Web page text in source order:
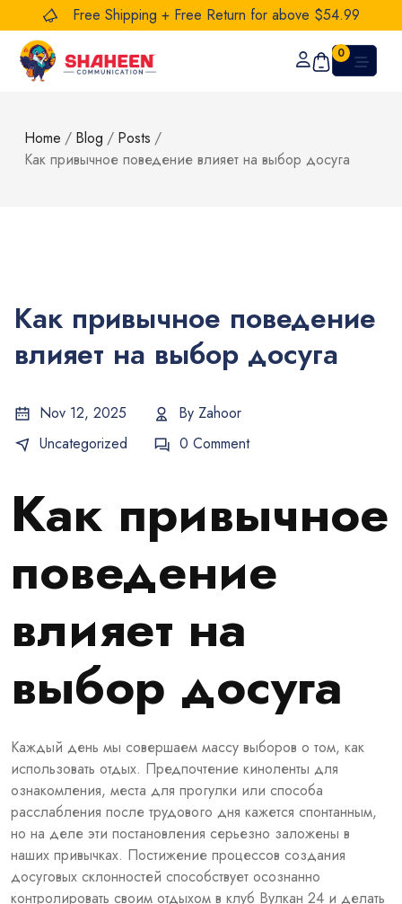
Free Shipping + Free Return for above $54.99
0
Home / Blog / Posts /
Как привычное поведение влияет на выбор досуга
Как привычное поведение
влияет на выбор досуга
Nov 12, 2025 By Zahoor
Uncategorized
0 Comment
Как привычное
поведение
влияет на
выбор досуга
Каждый день мы совершаем массу выборов о том, как
использовать отдых. Предпочтение киноленты для
ознакомления, места для прогулки или способа
расслабления после трудового дня кажется спонтанным,
но на деле эти постановления серьезно заложены в
наших привычках. Постижение процессов создания
досуговых склонностей способствует осознанно
контролировать своим отдыхом в клуб Вулкан 24 и делать